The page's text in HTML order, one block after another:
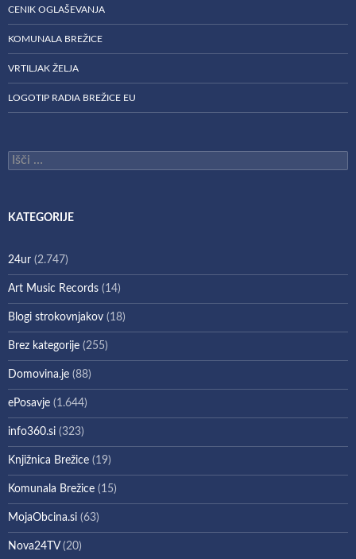
CENIK OGLAŠEVANJA
KOMUNALA BREŽICE
VRTILJAK ŽELJA
LOGOTIP RADIA BREŽICE EU
Išči:
KATEGORIJE
24ur (2.747)
Art Music Records (14)
Blogi strokovnjakov (18)
Brez kategorije (255)
Domovina.je (88)
ePosavje (1.644)
info360.si (323)
Knjižnica Brežice (19)
Komunala Brežice (15)
MojaObcina.si (63)
Nova24TV(20)